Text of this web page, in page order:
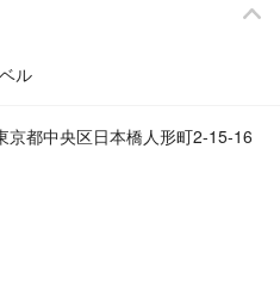
ル
京都中央区日本橋人形町2-15-16